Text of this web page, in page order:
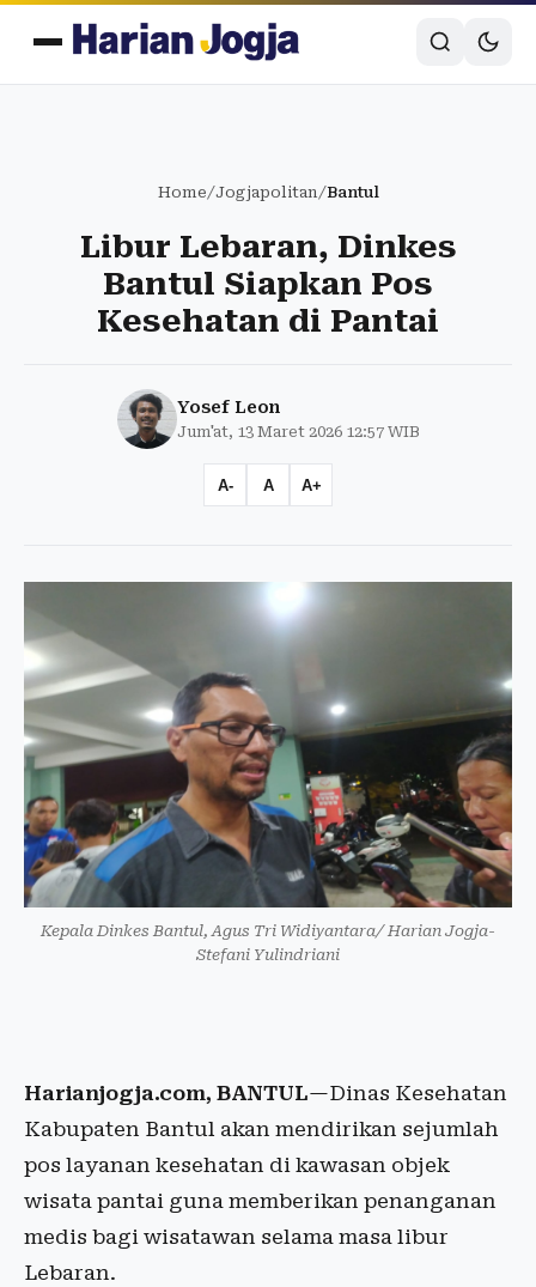
Home/Jogjapolitan/Bantul
Libur Lebaran, Dinkes
Bantul Siapkan Pos
Kesehatan di Pantai
Yosef Leon
Jum'at, 13 Maret 2026 12:57 WIB
A- A A+
Kepala Dinkes Bantul, Agus Tri Widiyantara/ Harian Jogja-
Stefani Yulindriani
Harianjogja.com, BANTUL—Dinas Kesehatan
Kabupaten Bantul akan mendirikan sejumlah
pos layanan kesehatan di kawasan objek
wisata pantai guna memberikan penanganan
medis bagi wisatawan selama masa libur
Lebaran.